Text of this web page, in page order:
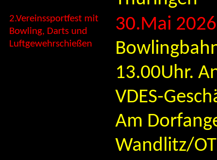
2.Vereinssportfest mit
Bowling, Darts und
Luftgewehrschießen
30.Mai
13.00Uhr.
VDES-
Am
Wandlitz/